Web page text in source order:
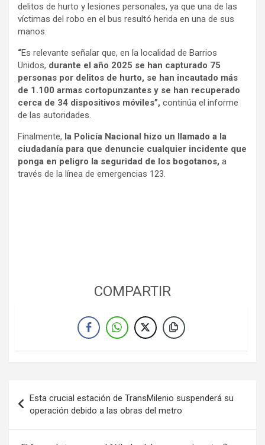
delitos de hurto y lesiones personales, ya que una de las
víctimas del robo en el bus resultó herida en una de sus
manos.
“Es relevante señalar que, en la localidad de Barrios
Unidos, durante el año 2025 se han capturado 75
personas por delitos de hurto, se han incautado más
de 1.100 armas cortopunzantes y se han recuperado
cerca de 34 dispositivos móviles”, continúa el informe
de las autoridades.
Finalmente, la Policía Nacional hizo un llamado a la
ciudadanía para que denuncie cualquier incidente que
ponga en peligro la seguridad de los bogotanos, a
través de la línea de emergencias 123.
COMPARTIR
de
entradas
Esta crucial estación de TransMilenio suspenderá su
operación debido a las obras del metro